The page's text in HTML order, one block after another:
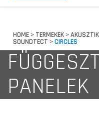
HOME > TERMEKEK >
SOUNDTECT >CIRCLES
PANELEK